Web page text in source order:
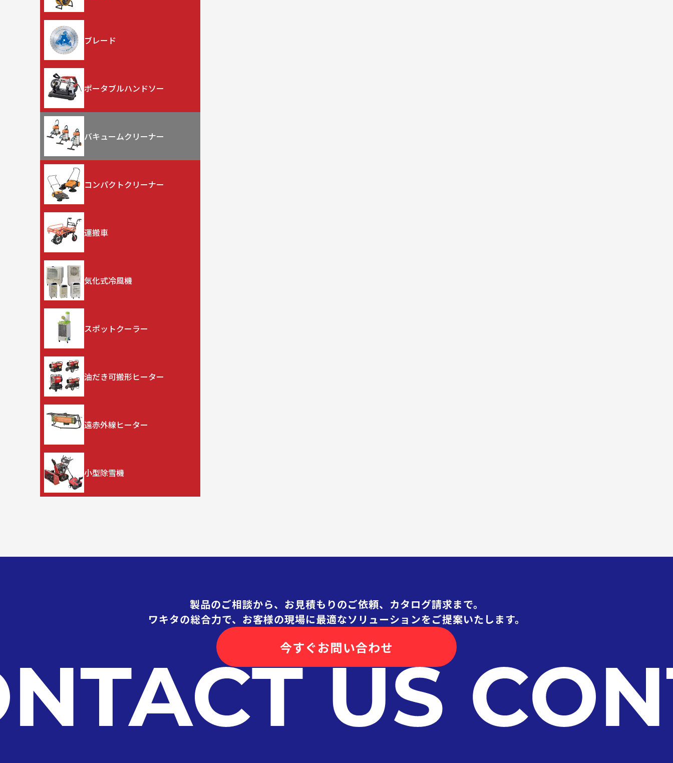
ブレード
ポータブルハンドソー
バキュームクリーナー
コンパクトクリーナー
運搬車
気化式冷風機
スポットクーラー
油だき可搬形ヒーター
遠赤外線ヒーター
小型除雪機
製品のご相談から、お見積もりのご依頼、カタログ請求まで。
ワキタの総合力で、お客様の現場に最適なソリューションをご提案いたします。
今すぐお問い合わせ